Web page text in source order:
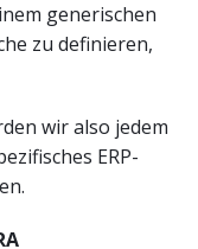
generischen
zu definieren,
wir also jedem
ERP-